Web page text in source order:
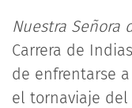
Nuestra Señora
Carrera de
de enfrentarse
el tornaviaje del